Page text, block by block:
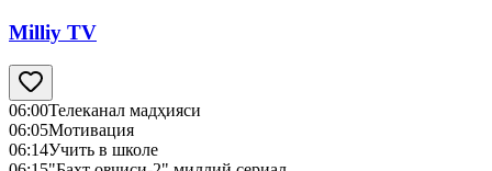
Milliy TV
06:00Телеканал мадҳияси
06:05Мотивация
06:14Учить в школе